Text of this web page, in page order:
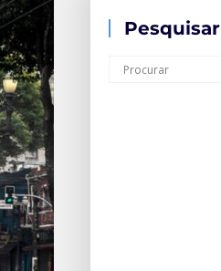
Pesquisar